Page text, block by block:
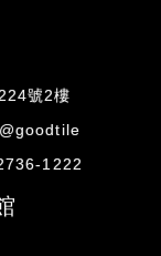
號2樓
1222